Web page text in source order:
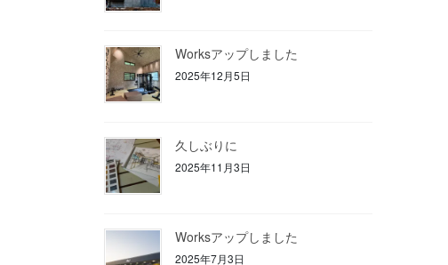
Worksアップしました
2025年12月5日
久しぶりに
2025年11月3日
Worksアップしました
2025年7月3日